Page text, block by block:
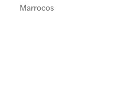
Marrocos